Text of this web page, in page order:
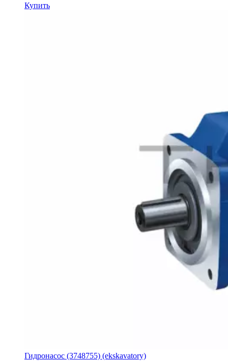
Купить
Гидронасос (3748755) (ekskavatory)